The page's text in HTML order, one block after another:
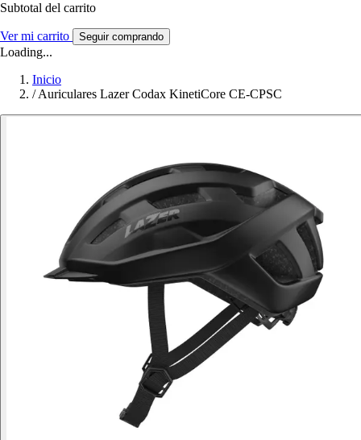
Subtotal del carrito
Ver mi carrito Seguir comprando
Loading...
Inicio
/Auriculares Lazer Codax KinetiCore CE-CPSC